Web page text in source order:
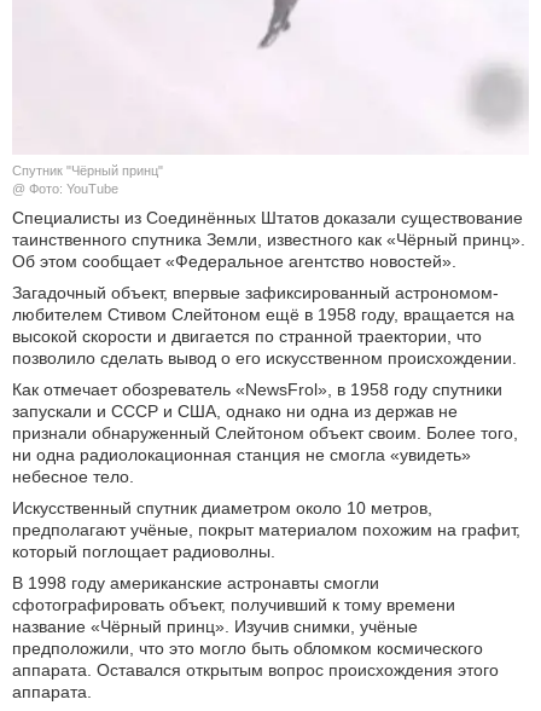
НАУКА
ЭГОИЗМ
БЛОГ
Спутник "Чёрный принц"
@ Фото: YouTube
Специалисты из Соединённых Штатов доказали существование
таинственного спутника Земли, известного как «Чёрный принц».
Об этом сообщает «Федеральное агентство новостей».
Загадочный объект, впервые зафиксированный астрономом-
любителем Стивом Слейтоном ещё в 1958 году, вращается на
высокой скорости и двигается по странной траектории, что
позволило сделать вывод о его искусственном происхождении.
Как отмечает обозреватель «NewsFrol», в 1958 году спутники
запускали и СССР и США, однако ни одна из держав не
признали обнаруженный Слейтоном объект своим. Более того,
ни одна радиолокационная станция не смогла «увидеть»
небесное тело.
Искусственный спутник диаметром около 10 метров,
предполагают учёные, покрыт материалом похожим на графит,
который поглощает радиоволны.
В 1998 году американские астронавты смогли
сфотографировать объект, получивший к тому времени
название «Чёрный принц». Изучив снимки, учёные
предположили, что это могло быть обломком космического
аппарата. Оставался открытым вопрос происхождения этого
аппарата.